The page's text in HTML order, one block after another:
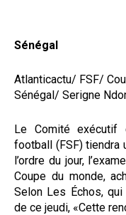
Sénégal
Atlanticactu/ FSF/
Sénégal/ Serigne
Le Comité exécutif
football (FSF) tiendra
l’ordre du jour,
Coupe du monde,
Selon Les Échos,
de ce jeudi, «Cette